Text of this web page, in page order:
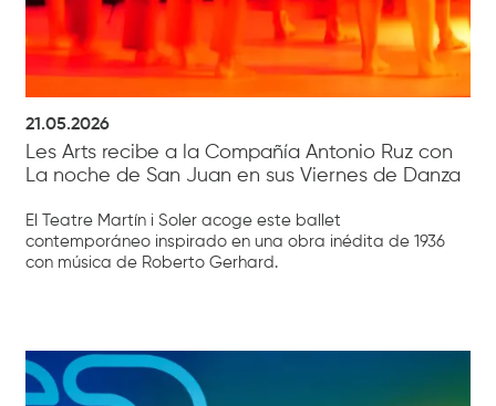
21.05.2026
Les Arts recibe a la Compañía Antonio Ruz con
La noche de San Juan en sus Viernes de Danza
El Teatre Martín i Soler acoge este ballet
contemporáneo inspirado en una obra inédita de 1936
con música de Roberto Gerhard.